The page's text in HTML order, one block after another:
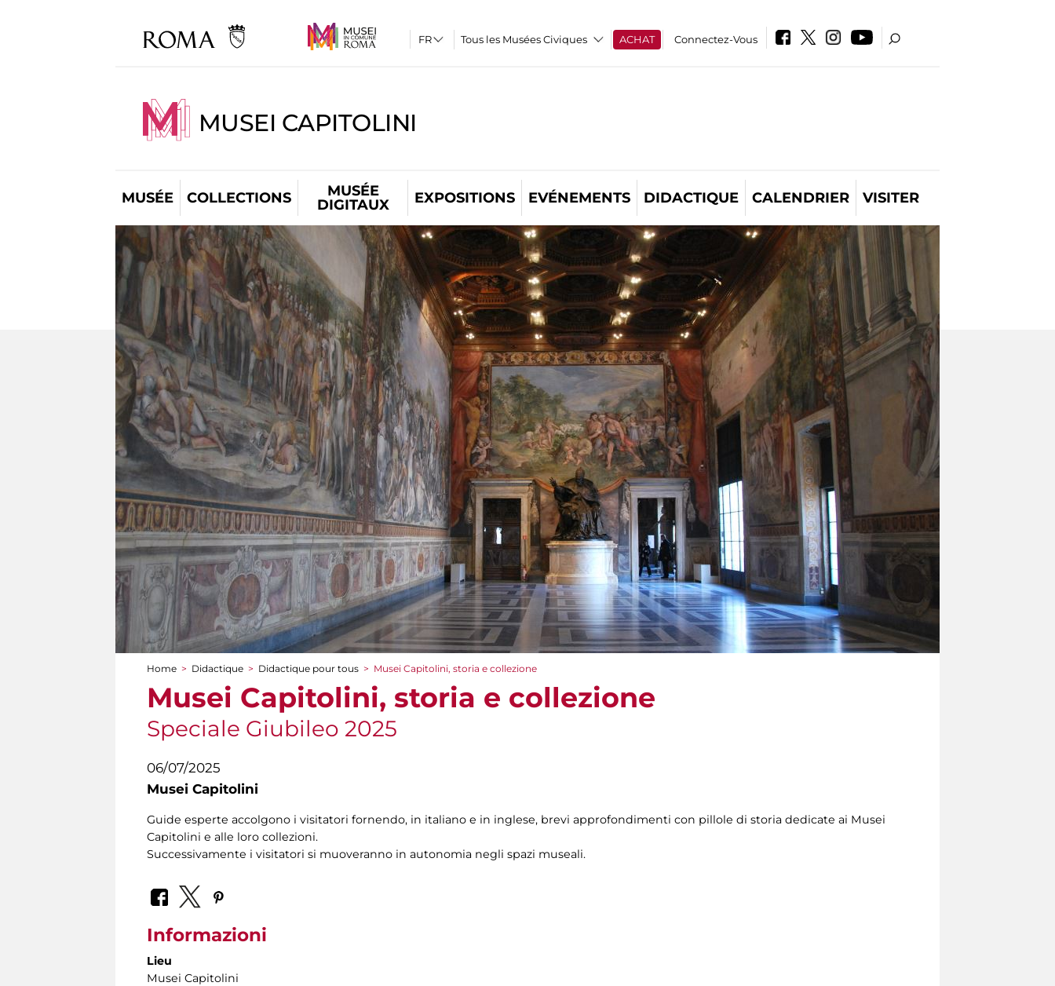
Tous les Musées Civiques ACHAT Connectez-Vous
MUSEI CAPITOLINI
MUSÉE COLLECTIONS
MUSÉE
DIGITAUX
EXPOSITIONS EVÉNEMENTS DIDACTIQUE CALENDRIER VISITER
You are here
Home > Didactique > Didactique pour tous > Musei Capitolini, storia e collezione
Musei Capitolini, storia e collezione
Speciale Giubileo 2025
06/07/2025
Musei Capitolini
Guide esperte accolgono i visitatori fornendo, in italiano e in inglese, brevi approfondimenti con pillole di storia dedicate ai Musei
Capitolini e alle loro collezioni.
Successivamente i visitatori si muoveranno in autonomia negli spazi museali.
Informazioni
Lieu
Musei Capitolini